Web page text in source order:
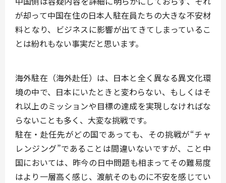
が却って中国在住の日本人駐在員たちの大きな不安材
料となり、ビジネスに影響が出てきてしまっているこ
とは紛れもない事実だと思います。
海外駐在（海外赴任）は、日本と全く異なる異文化環
境の中で、日本にいたときと変わらない、もしくはそ
れ以上のミッションや目標の達成を実現しなければな
らないことも多く、大変な挑戦です。
駐在・赴任先がどの国であっても、その挑戦が“チャ
レンジング”であることは間違いないですが、こと中
国においては、昨今の日中問題も相まってその難易度
はより一層高く感じ、渡航そのものに不安を感じてい